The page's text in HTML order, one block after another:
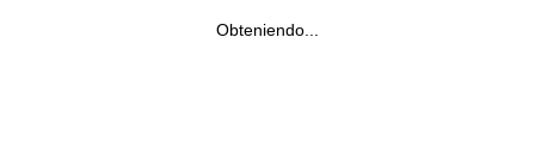
Obteniendo...